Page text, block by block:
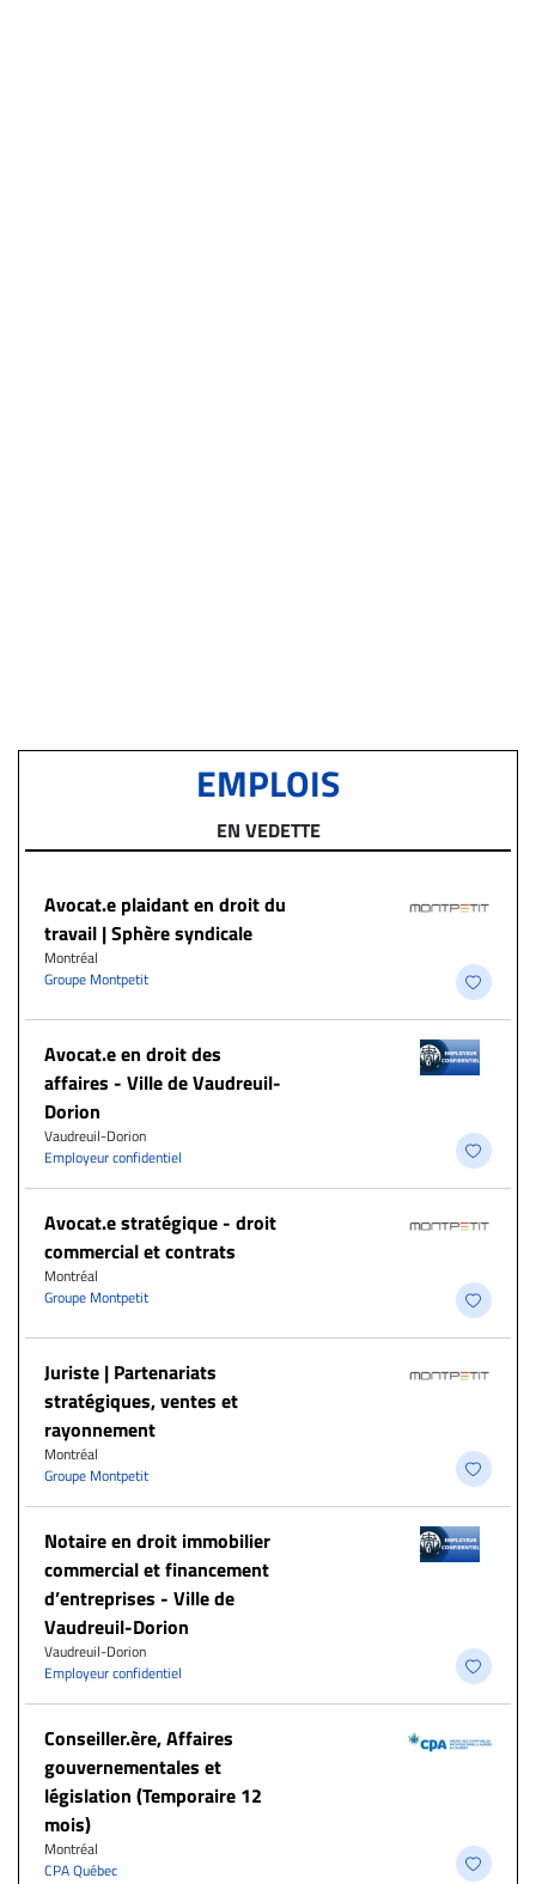
EMPLOIS
EN VEDETTE
Avocat.e plaidant en droit du
travail | Sphère syndicale
Montréal
Groupe Montpetit
Avocat.e en droit des
affaires - Ville de Vaudreuil-
Dorion
Vaudreuil-Dorion
Employeur confidentiel
Avocat.e stratégique - droit
commercial et contrats
Montréal
Groupe Montpetit
Juriste | Partenariats
stratégiques, ventes et
rayonnement
Montréal
Groupe Montpetit
Notaire en droit immobilier
commercial et financement
d’entreprises - Ville de
Vaudreuil-Dorion
Vaudreuil-Dorion
Employeur confidentiel
Conseiller.ère, Affaires
gouvernementales et
législation (Temporaire 12
mois)
Montréal
CPA Québec